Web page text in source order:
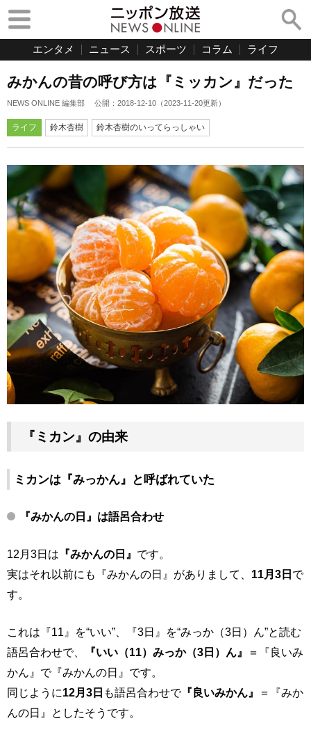
エンタメ ニュース スポーツ コラム ライフ
みかんの昔の呼び方は『ミッカン』だった
NEWS ONLINE 編集部 公開： 2018-12-10 （2023-11-20更新）
ライフ 鈴木杏樹 鈴木杏樹のいってらっしゃい
『ミカン』の由来
ミカンは『みっかん』と呼ばれていた
『みかんの日』は語呂合わせ
12月3日は 『みかんの日』 です。
実はそれ以前にも『みかんの日』がありまして、 11月3日で
す。
これは『11』を“いい”、『3日』を“みっか（3日）ん”と読む
語呂合わせで、
『いい（11）みっか（3日）ん』
＝『良いみ
かん』で『みかんの日』です。
同じように12月3日 も語呂合わせで『良いみかん』
＝『みか
んの日』としたそうです。